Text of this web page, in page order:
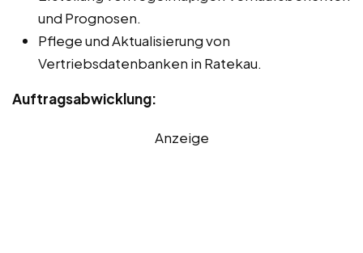
und Prognosen.
Pflege und Aktualisierung von
Vertriebsdatenbanken in Ratekau.
Auftragsabwicklung:
Anzeige